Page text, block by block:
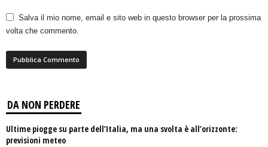
Salva il mio nome, email e sito web in questo browser per la prossima
volta che commento.
DA NON PERDERE
Ultime piogge su parte dell’Italia, ma una svolta è all’orizzonte:
previsioni meteo